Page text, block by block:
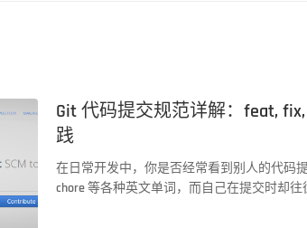
Git 代码提交规范详解：feat,
践
在日常开发中，你是否经常看到别人的代码
chore 等各种英文单词，而自己在提交时却往